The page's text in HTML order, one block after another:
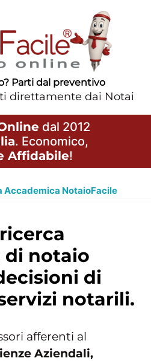
Parti dal preventivo
direttamente dai Notai
dal 2012
. Economico,
Affidabile!
Accademica NotaioFacile
di notaio
di
notarili.
afferenti al
Aziendali,